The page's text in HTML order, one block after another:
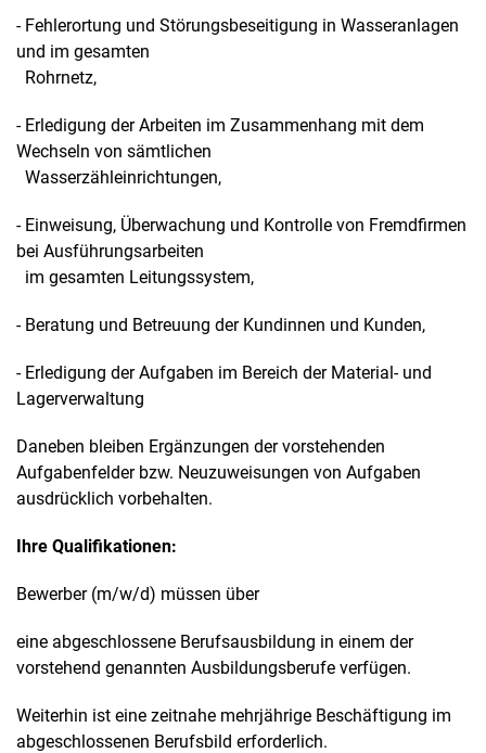
- Fehlerortung und Störungsbeseitigung in Wasseranlagen
und im gesamten
Rohrnetz,
- Erledigung der Arbeiten im Zusammenhang mit dem
Wechseln von sämtlichen
Wasserzähleinrichtungen,
- Einweisung, Überwachung und Kontrolle von Fremdfirmen
bei Ausführungsarbeiten
im gesamten Leitungssystem,
- Beratung und Betreuung der Kundinnen und Kunden,
- Erledigung der Aufgaben im Bereich der Material- und
Lagerverwaltung
Daneben bleiben Ergänzungen der vorstehenden
Aufgabenfelder bzw. Neuzuweisungen von Aufgaben
ausdrücklich vorbehalten.
Ihre Qualifikationen:
Bewerber (m/w/d) müssen über
eine abgeschlossene Berufsausbildung in einem der
vorstehend genannten Ausbildungsberufe verfügen.
Weiterhin ist eine zeitnahe mehrjährige Beschäftigung im
abgeschlossenen Berufsbild erforderlich.